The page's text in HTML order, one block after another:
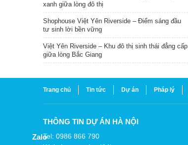
xanh giữa lòng đô thị
Shophouse Việt Yên Riverside – Điểm sáng đầu
tư sinh lời bền vững
Việt Yên Riverside – Khu đô thị sinh thái đẳng cấp
giữa lòng Bắc Giang
Trang chủ Tin tức Dự án Pháp lý
THÔNG TIN DỰ ÁN HÀ NỘI
Tel: 0986 866 790
Zalo